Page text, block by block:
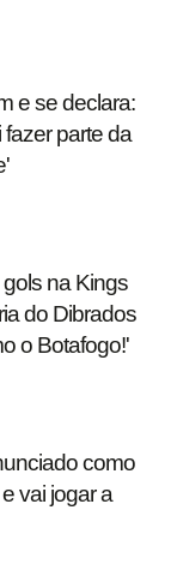
e se declara:
parte da
na Kings
do Dibrados
o Botafogo!'
como
vai jogar a